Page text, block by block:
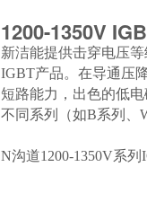
1200-1350V
新洁能提供击穿电压
IGBT产品。在导通压
短路能力，出色的低
不同系列（如B系列、
N沟道1200-1350V系